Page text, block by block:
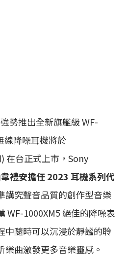
勢推出全新旗艦級 WF-
線降噪耳機將於
在台正式上市，Sony
韋禮安擔任 2023 耳機系列代
講究聲音品質的創作型音樂
WF-1000XM5 絕佳的降噪表
中隨時可以沉浸於靜謐的聆
曲激發更多音樂靈感。